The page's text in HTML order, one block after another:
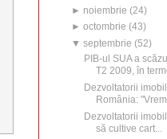
► noiembrie (24)
►octombrie (43)
▼septembrie (52)
PIB-ul SUA a
T2 2009, în
Dezvoltatorii
România:
Dezvoltatorii
să cultive cart...